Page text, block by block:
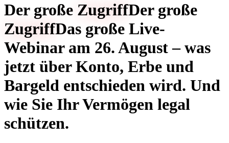
Der große ZugriffDer große
ZugriffDas große Live-
Webinar am 26. August – was
jetzt über Konto, Erbe und
Bargeld entschieden wird. Und
wie Sie Ihr Vermögen legal
schützen.